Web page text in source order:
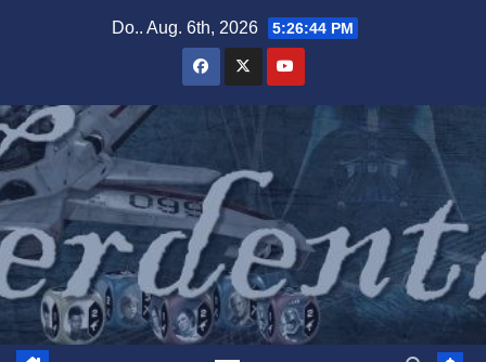
Do.. Aug. 6th, 2026 5:26:45 PM